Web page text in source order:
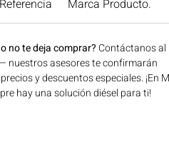
Referencia Marca Producto.
no te deja comprar? Contáctanos al
— nuestros asesores te confirmarán
y descuentos especiales. ¡En
hay una solución diésel para ti!